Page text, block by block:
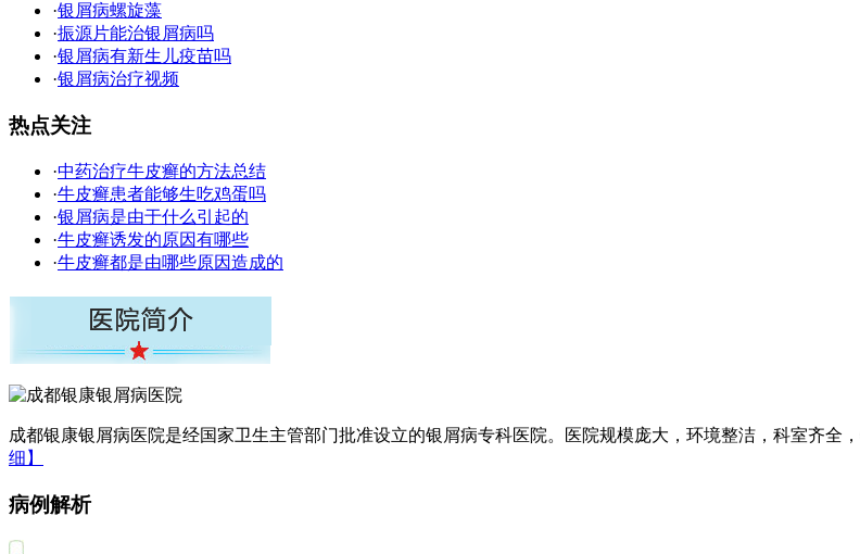
·银屑病螺旋藻
·振源片能治银屑病吗
·银屑病有新生儿疫苗吗
·银屑病治疗视频
热点关注
·中药治疗牛皮癣的方法总结
·牛皮癣患者能够生吃鸡蛋吗
·银屑病是由于什么引起的
·牛皮癣诱发的原因有哪些
·牛皮癣都是由哪些原因造成的
成都银康银屑病医院是经国家卫生主管部门批准设立的银屑病专科医院。医院规模庞大，环境整洁，科室齐全
细】
病例解析